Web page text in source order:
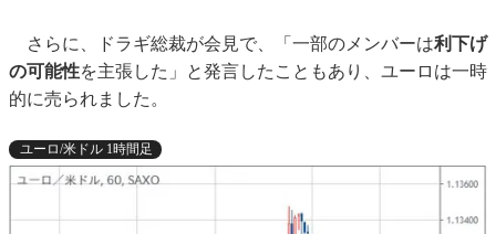
さらに、ドラギ総裁が会見で、「一部のメンバーは利下げ
の可能性を主張した」と発言したこともあり、ユーロは一時
的に売られました。
ユーロ/米ドル 1時間足